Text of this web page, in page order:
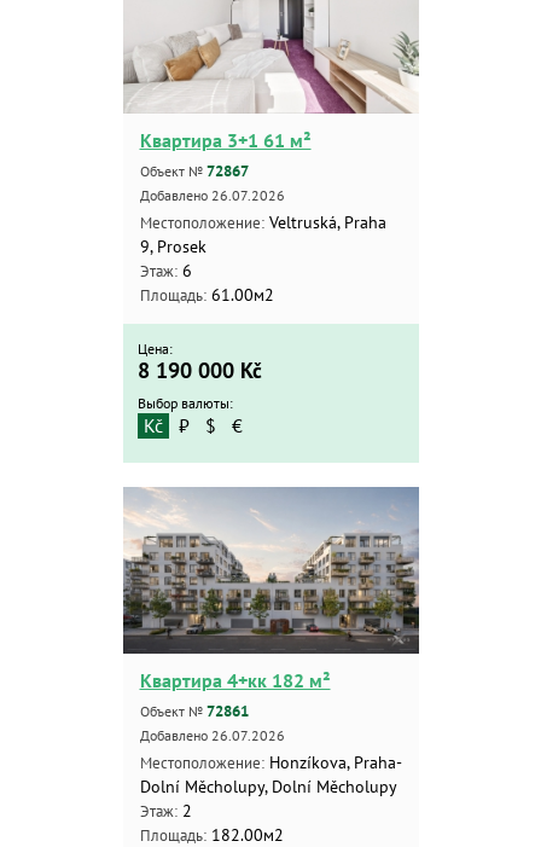
Квартира 3+1 61 м²
Объект № 72867
Добавлено 26.07.2026
Местоположение:Veltruská, Praha
9, Prosek
Этаж:6
Площадь:61.00м2
Цена:
8 190 000 Kč
Выбор валюты:
Kč ₽ $ €
Квартира 4+кк 182 м²
Объект № 72861
Добавлено 26.07.2026
Местоположение:Honzíkova, Praha-
Dolní Měcholupy, Dolní Měcholupy
Этаж:2
Площадь:182.00м2